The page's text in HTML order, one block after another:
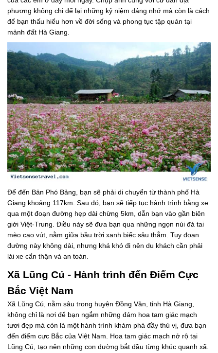
phương không chỉ để lại những kỷ niệm đáng nhớ mà còn là cách
để bạn thấu hiểu hơn về đời sống và phong tục tập quán tại
mảnh đất Hà Giang.
Để đến Bản Phó Bảng, bạn sẽ phải di chuyển từ thành phố Hà
Giang khoảng 117km. Sau đó, bạn sẽ tiếp tục hành trình bằng xe
qua một đoạn đường hẹp dài chừng 5km, dẫn bạn vào gần biên
giới Việt-Trung. Điều này sẽ đưa bạn qua những ngọn núi đá tai
mèo cao vút, nằm giữa bầu trời xanh biếc sâu thẳm. Tuy đoạn
đường này không dài, nhưng khá khó đi nên du khách cần phải
lái xe cẩn thận và an toàn.
Xã Lũng Cú - Hành trình đến Điểm Cực
Bắc Việt Nam
Xã Lũng Cú, nằm sâu trong huyện Đồng Văn, tỉnh Hà Giang,
không chỉ là nơi để bạn ngắm những đám hoa tam giác mạch
tươi đẹp mà còn là một hành trình khám phá đầy thú vị, đưa bạn
đến điểm cực Bắc của Việt Nam. Hoa tam giác mạch nở rộ tại
Lũng Cú, tạo nên những con đường bắt đầu từng khúc quanh xã.